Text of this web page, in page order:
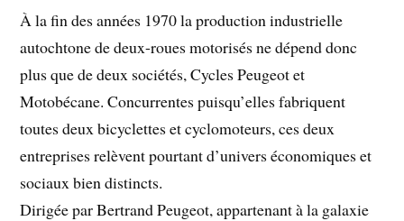
À la fin des années 1970 la production industrielle
autochtone de deux-roues motorisés ne dépend donc
plus que de deux sociétés, Cycles Peugeot et
Motobécane. Concurrentes puisqu’elles fabriquent
toutes deux bicyclettes et cyclomoteurs, ces deux
entreprises relèvent pourtant d’univers économiques et
sociaux bien distincts.
Dirigée par Bertrand Peugeot, appartenant à la galaxie